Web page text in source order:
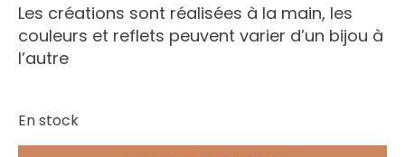
Les créations sont réalisées à la main, les
couleurs et reflets peuvent varier d’un bijou à
l’autre
En stock